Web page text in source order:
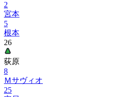
2
宮本
5
根本
26
荻原
8
Ｍサヴィオ
25